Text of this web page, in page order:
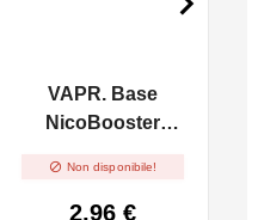
VAPR. Base
NicoBooster
 Non disponibile!
2,96 €